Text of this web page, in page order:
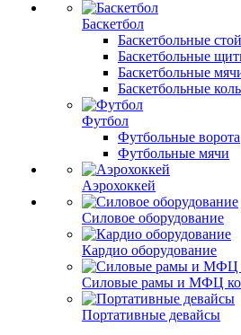
Баскетбол
Баскетбольные
Баскетбольные
Баскетбольные
Баскетбольные
Футбол
Футбольные ворота
Футбольные мячи
Аэрохоккей
Силовое оборудование
Кардио оборудование
Силовые рамы и МФЦ
Портативные девайсы